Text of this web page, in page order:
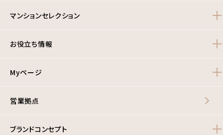
マンションセレクション
お役立ち情報
Myページ
営業拠点
ブランドコンセプト